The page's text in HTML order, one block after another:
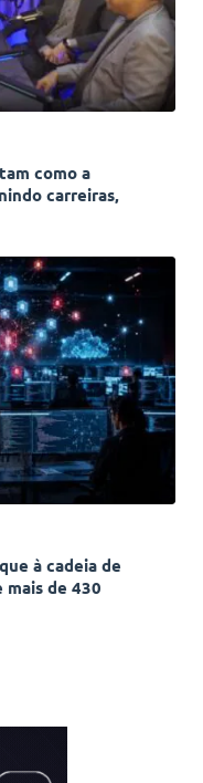
como a
carreiras,
à cadeia de
de 430